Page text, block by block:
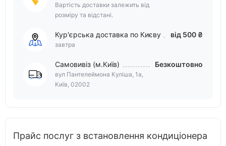
Вартість доставки залежить від
розміру та відстані.
Кур'єрська доставка по Києву
завтра
від 500 ₴
Самовивіз (м.Київ)
вул Пантелеймона Куліша, 1а,
Київ, 02002
Безкоштовно
Прайс послуг з встановлення кондиціонера